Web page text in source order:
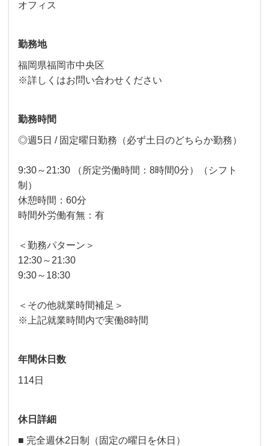
オフィス
勤務地
福岡県福岡市中央区
※詳しくはお問い合わせください
勤務時間
◎週5日 / 固定曜日勤務（必ず土日のどちらか勤務）
9:30～21:30 （所定労働時間：8時間0分）（シフト
制）
休憩時間：60分
時間外労働有無：有
＜勤務パターン＞
12:30～21:30
9:30～18:30
＜その他就業時間補足＞
※上記就業時間内で実働8時間
年間休日数
114日
休日詳細
■ 完全週休2日制（固定の曜日を休日）